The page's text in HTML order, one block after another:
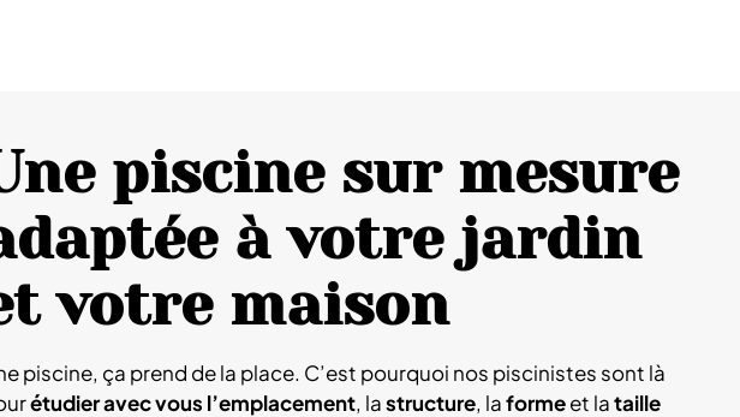
piscine sur mesure
à votre jardin
votre maison
piscine, ça prend de la place. C’est pourquoi nos piscinistes sont là
étudier avec vous l’emplacement, lastructure, laformeet lataille